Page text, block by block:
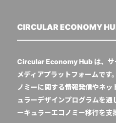
CIRCULAR ECONOMY
Circular Economy Hub は、サ
メディアプラットフォームです
ノミーに関する情報発信やネッ
ュラーデザインプログラムを
ーキュラーエコノミー移行を支